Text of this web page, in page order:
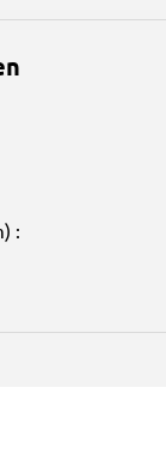
: